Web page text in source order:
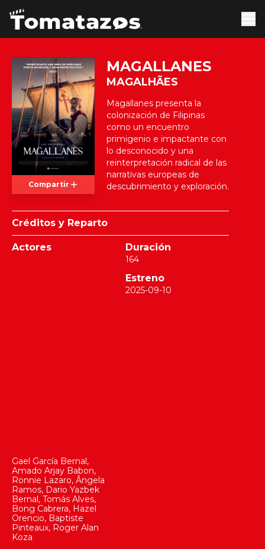
Compartir
MAGALLANES
MAGALHÃES
Magallanes presenta la
colonización de Filipinas
como un encuentro
primigenio e impactante con
lo desconocido y una
reinterpretación radical de las
narrativas europeas de
descubrimiento y exploración.
Créditos y Reparto
Actores
Gael García Bernal,
Amado Arjay Babon,
Ronnie Lazaro, Ângela
Ramos, Dario Yazbek
Bernal, Tomás Alves,
Bong Cabrera, Hazel
Orencio, Baptiste
Pinteaux, Roger Alan
Koza
Duración
164
Estreno
2025-09-10